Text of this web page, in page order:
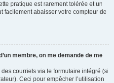
pratique est rarement tolérée et un
facilement abaisser votre compteur de
membre, on me demande de me
courriels via le formulaire intégré (si
Ceci pour empêcher l’utilisation